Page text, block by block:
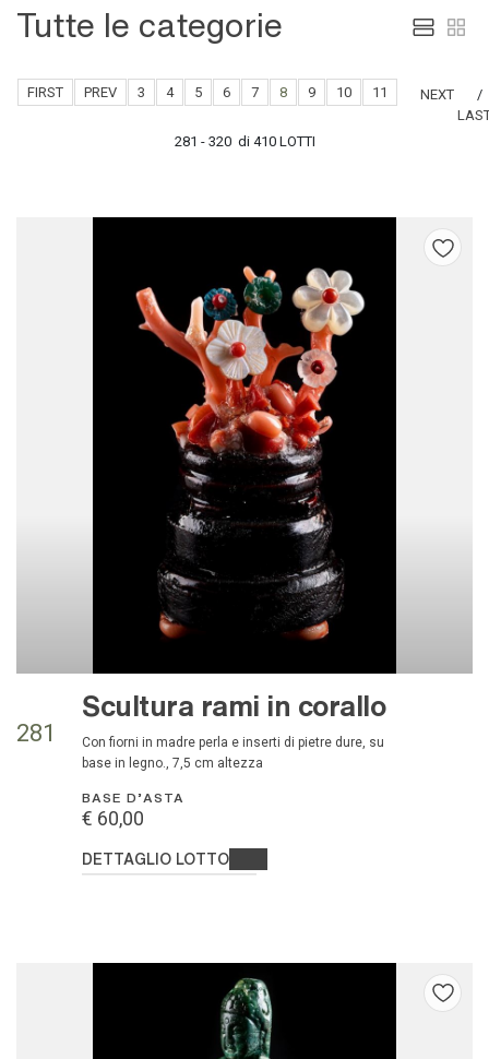
Tutte le categorie
281 - 320 di 410 LOTTI
FIRST PREV 3 4 5 6 7 8 9 10 11
NEXT
281
Scultura rami in corallo
con fiorni in madre perla e inserti di pietre dure, su
base in legno., 7,5 cm altezza
BASE D'ASTA
€ 60,00
DETTAGLIO LOTTO